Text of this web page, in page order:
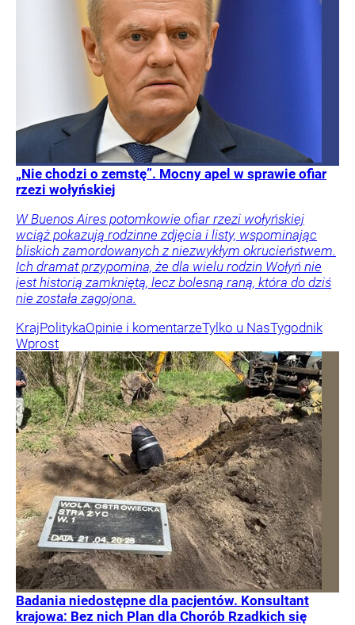
„Nie chodzi o zemstę”. Mocny apel w sprawie ofiar
rzezi wołyńskiej
W Buenos Aires potomkowie ofiar rzezi wołyńskiej
wciąż pokazują rodzinne zdjęcia i listy, wspominając
bliskich zamordowanych z niezwykłym okrucieństwem.
Ich dramat przypomina, że dla wielu rodzin Wołyń nie
jest historią zamkniętą, lecz bolesną raną, która do dziś
nie została zagojona.
KrajPolitykaOpinie i komentarzeTylko u NasTygodnik
Wprost
Badania niedostępne dla pacjentów. Konsultant
krajowa: Bez nich Plan dla Chorób Rzadkich się